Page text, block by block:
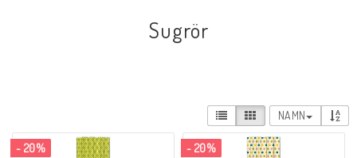
Sugrör
NAMN
- 20% - 20%